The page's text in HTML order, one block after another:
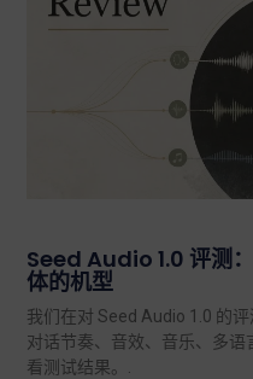
Seed Audio 1.0 评测
体的机型
我们在对 Seed Audio 1.0 的
对话节奏、音效、音乐、多
看测试结果。.